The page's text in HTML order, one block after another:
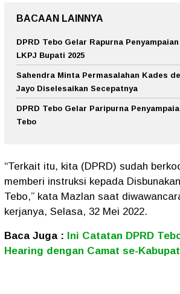
BACAAN LAINNYA
DPRD Tebo Gelar Rapurna
LKPJ Bupati 2025
Sahendra Minta Permasalahan Kades
Jayo Diselesaikan Secepatnya
DPRD Tebo Gelar Paripurna
Tebo
“Terkait itu, kita (DPRD) sudah
memberi instruksi kepada
Tebo,” kata Mazlan saat
kerjanya, Selasa, 32 Mei 2022.
Baca Juga : Ini Catatan DPRD
Hearing dengan Camat se-